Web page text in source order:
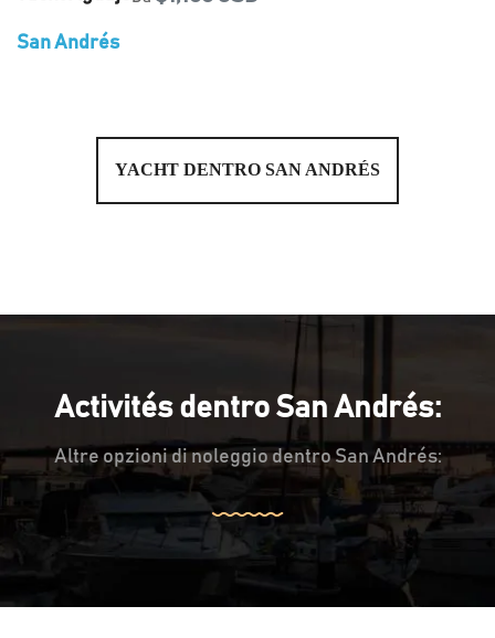
San Andrés
YACHT DENTRO SAN ANDRÉS
Activités dentro San Andrés:
Altre opzioni di noleggio dentro San Andrés: